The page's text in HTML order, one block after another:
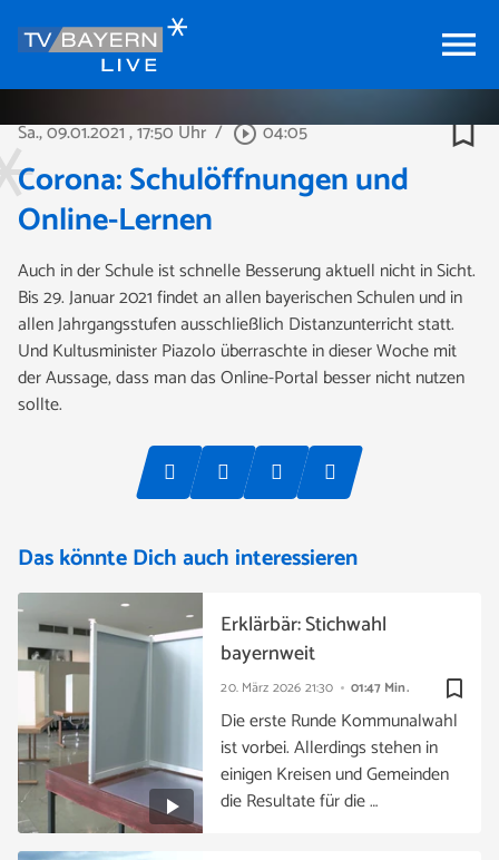
menu
Sa., 09.01.2021, 17:50 Uhr / play_circle_outline04:05 bookmark_border
Corona: Schulöffnungen und
Online-Lernen
Auch in der Schule ist schnelle Besserung aktuell nicht in Sicht.
Bis 29. Januar 2021 findet an allen bayerischen Schulen und in
allen Jahrgangsstufen ausschließlich Distanzunterricht statt.
Und Kultusminister Piazolo überraschte in dieser Woche mit
der Aussage, dass man das Online-Portal besser nicht nutzen
sollte.
Das könnte Dich auch interessieren
bookmark_border
20. März 2026 21:30 01:47 Min.
Erklärbär: Stichwahl
bayernweit
Die erste Runde Kommunalwahl
ist vorbei. Allerdings stehen in
einigen Kreisen und Gemeinden
die Resultate für die …